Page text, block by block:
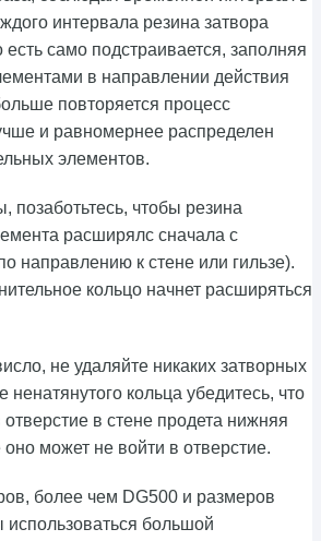
интервала резина затвора
есть само подстраивается, заполняя
в направлении действия
повторяется процесс
и равномернее распределен
элементов.
позаботьтесь, чтобы резина
расширялс сначала с
направлению к стене или гильзе).
кольцо начнет расширяться
не удаляйте никаких затворных
ненатянутого кольца убедитесь, что
в стене продета нижняя
оно может не войти в отверстие.
более чем DG500 и размеров
большой